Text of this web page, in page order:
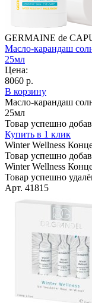
GERMAINE de
Масло-карандаш
25мл
Цена:
8060 р.
В корзину
Масло-карандаш
25мл
Товар успешно
Купить в 1 клик
Winter Wellness
Товар успешно
Winter Wellness
Товар успешно
Арт. 41815